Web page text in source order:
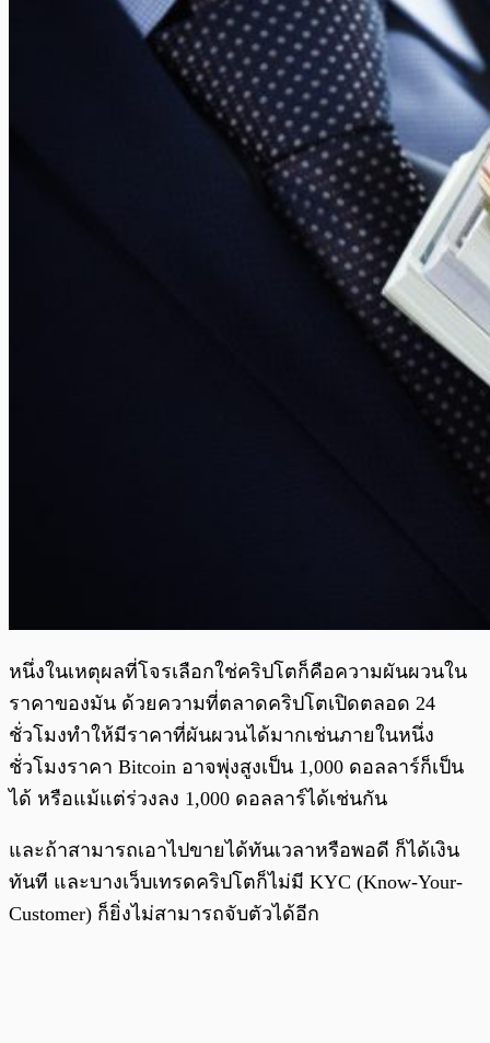
หนึ่งในเหตุผลที่โจรเลือกใช่คริปโตก็คือความผันผวนใน
ราคาของมัน ด้วยความที่ตลาดคริปโตเปิดตลอด 24
ชั่วโมงทำให้มีราคาที่ผันผวนได้มากเช่นภายในหนึ่ง
ชั่วโมงราคา Bitcoin อาจพุ่งสูงเป็น 1,000 ดอลลาร์ก็เป็น
ได้ หรือแม้แต่ร่วงลง 1,000 ดอลลาร์ได้เช่นกัน
และถ้าสามารถเอาไปขายได้ทันเวลาหรือพอดี ก็ได้เงิน
ทันที และบางเว็บเทรดคริปโตก็ไม่มี KYC (Know-Your-
Customer) ก็ยิ่งไม่สามารถจับตัวได้อีก